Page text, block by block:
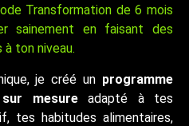
Transformation de 6 mois
sainement en faisant des
ton niveau.
je créé un programme
mesureadapté à tes
tes habitudes alimentaires,